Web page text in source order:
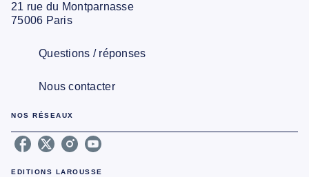
21 rue du Montparnasse
75006 Paris
Questions / réponses
Nous contacter
NOS RÉSEAUX
EDITIONS LAROUSSE